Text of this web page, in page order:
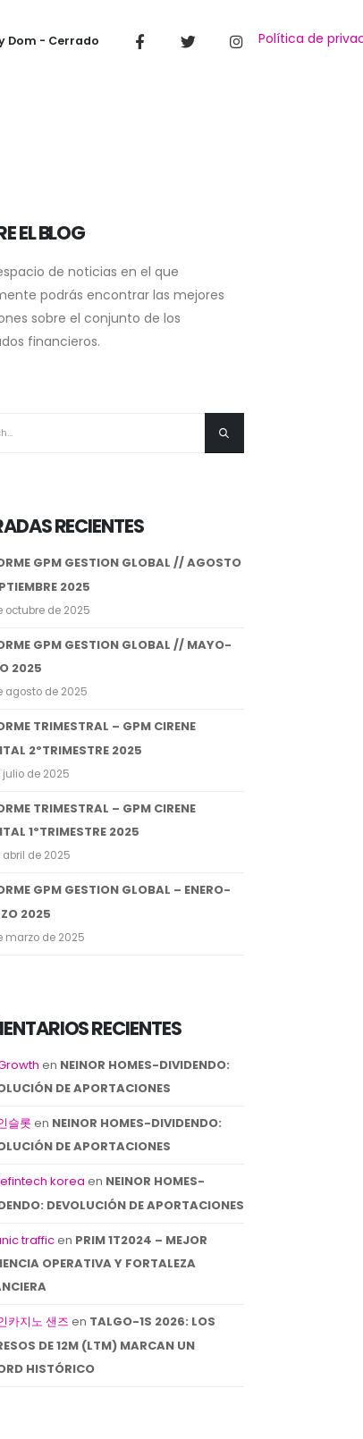
Dom - Cerrado Política de
EL BLOG
de noticias en el que
podrás encontrar las mejores
sobre el conjunto de los
financieros.
RECIENTES
GPM GESTION GLOBAL // AGOSTO
2025
octubre de 2025
GPM GESTION GLOBAL // MAYO-
2025
agosto de 2025
TRIMESTRAL – GPM CIRENE
2ºTRIMESTRE 2025
julio de 2025
TRIMESTRAL – GPM CIRENE
1ºTRIMESTRE 2025
abril de 2025
GPM GESTION GLOBAL – ENERO-
2025
marzo de 2025
RECIENTES
en NEINOR HOMES-DIVIDENDO:
DE APORTACIONES
슬롯 en NEINOR HOMES-DIVIDENDO:
DE APORTACIONES
korea en NEINOR HOMES-
DEVOLUCIÓN DE APORTACIONES
trafficen PRIM 1T2024 – MEJOR
OPERATIVA Y FORTALEZA
카지노 샌즈 en TALGO-1S 2026: LOS
DE 12M (LTM) MARCAN UN
HISTÓRICO